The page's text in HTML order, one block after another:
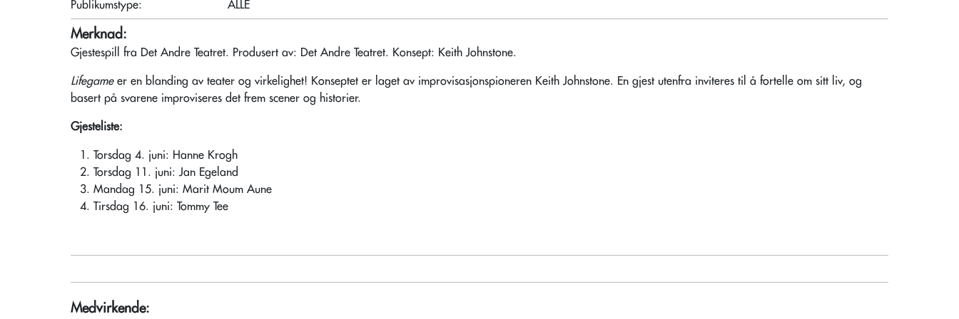
Publikumstype: ALLE
Merknad:
Gjestespill fra Det Andre Teatret. Produsert av: Det Andre Teatret. Konsept: Keith Johnstone.
Lifegame er en blanding av teater og virkelighet! Konseptet er laget av improvisasjonspioneren Keith Johnstone. En gjest utenfra inviteres til å fortelle om sitt liv, og
basert på svarene improviseres det frem scener og historier.
Gjesteliste:
Torsdag 4. juni: Hanne Krogh
Torsdag 11. juni: Jan Egeland
Mandag 15. juni: Marit Moum Aune
Tirsdag 16. juni: Tommy Tee
Medvirkende: